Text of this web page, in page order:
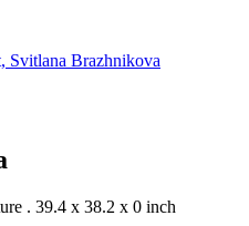
. 39.4 x 38.2 x 0 inch